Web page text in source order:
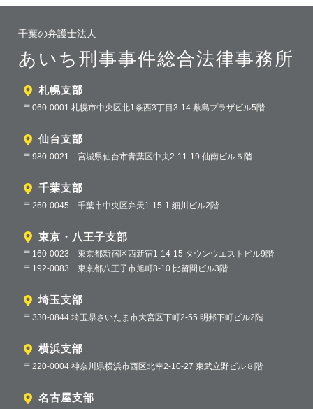
千葉の弁護士法人
あいち刑事事件総合法律事務所
札幌支部
〒060-0001 札幌市中央区北1条西3丁目3-14 敷島プラザビル5階
仙台支部
〒980-0021 宮城県仙台市青葉区中央2-11-19 仙南ビル５階
千葉支部
〒260-0045 千葉市中央区弁天1-15-1 細川ビル2階
東京・八王子支部
〒160-0023 東京都新宿区西新宿1-14-15 タウンウエストビル9階
〒192-0083 東京都八王子市旭町8-10 比留間ビル3階
埼玉支部
〒330-0844 埼玉県さいたま市大宮区下町2-55 明邦下町ビル2階
横浜支部
〒220-0004 神奈川県横浜市西区北幸2-10-27 東武立野ビル８階
名古屋支部